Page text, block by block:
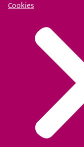
Cookies